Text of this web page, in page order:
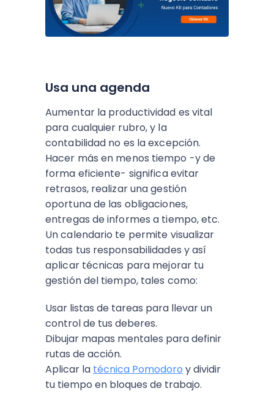
Usa una agenda
Aumentar la productividad es vital
para cualquier rubro, y la
contabilidad no es la excepción.
Hacer más en menos tiempo -y de
forma eficiente- significa evitar
retrasos, realizar una gestión
oportuna de las obligaciones,
entregas de informes a tiempo, etc.
Un calendario te permite visualizar
todas tus responsabilidades y así
aplicar técnicas para mejorar tu
gestión del tiempo, tales como:
Usar listas de tareas para llevar un
control de tus deberes.
Dibujar mapas mentales para definir
rutas de acción.
Aplicar la técnica Pomodoro y dividir
tu tiempo en bloques de trabajo.